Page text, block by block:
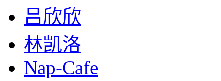
吕欣欣
林凯洛
Nap-Cafe